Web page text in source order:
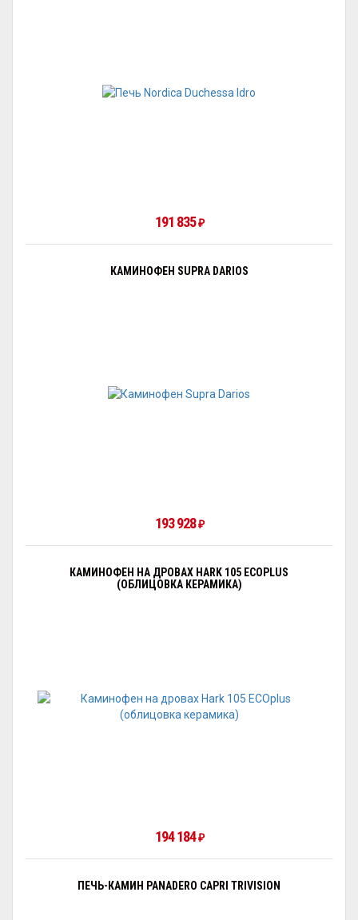
191 835₽
КАМИНОФЕН SUPRA DARIOS
193 928₽
КАМИНОФЕН НА ДРОВАХ HARK 105 ECOPLUS
(ОБЛИЦОВКА КЕРАМИКА)
194 184₽
ПЕЧЬ-КАМИН PANADERO CAPRI TRIVISION